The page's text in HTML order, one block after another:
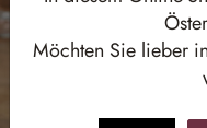
Möchten Sie lieber